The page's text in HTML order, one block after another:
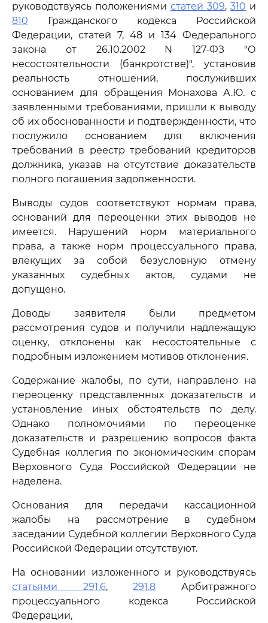
руководствуясь положениями статей 309, 310 и
810 Гражданского кодекса Российской
Федерации, статей 7, 48 и 134 Федерального
закона от 26.10.2002 N 127-ФЗ "О
несостоятельности (банкротстве)", установив
реальность отношений, послуживших
основанием для обращения Монахова А.Ю. с
заявленными требованиями, пришли к выводу
об их обоснованности и подтвержденности, что
послужило основанием для включения
требований в реестр требований кредиторов
должника, указав на отсутствие доказательств
полного погашения задолженности.
Выводы судов соответствуют нормам права,
оснований для переоценки этих выводов не
имеется. Нарушений норм материального
права, а также норм процессуального права,
влекущих за собой безусловную отмену
указанных судебных актов, судами не
допущено.
Доводы заявителя были предметом
рассмотрения судов и получили надлежащую
оценку, отклонены как несостоятельные с
подробным изложением мотивов отклонения.
Содержание жалобы, по сути, направлено на
переоценку представленных доказательств и
установление иных обстоятельств по делу.
Однако полномочиями по переоценке
доказательств и разрешению вопросов факта
Судебная коллегия по экономическим спорам
Верховного Суда Российской Федерации не
наделена.
Основания для передачи кассационной
жалобы на рассмотрение в судебном
заседании Судебной коллегии Верховного Суда
Российской Федерации отсутствуют.
На основании изложенного и руководствуясь
статьями 291.6,291.8 Арбитражного
процессуального кодекса Российской
Федерации,